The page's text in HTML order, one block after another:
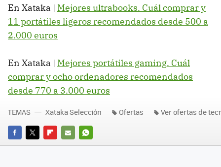
En Xataka | Mejores ultrabooks. Cuál comprar y
11 portátiles ligeros recomendados desde 500 a
2.000 euros
En Xataka | Mejores portátiles gaming. Cuál
comprar y ocho ordenadores recomendados
desde 770 a 3.000 euros
FACEBOOK
TWITTERFLIPBOARD
E-
WHATSAPP
TEMAS Xataka Selección Ofertas Ver ofertas de